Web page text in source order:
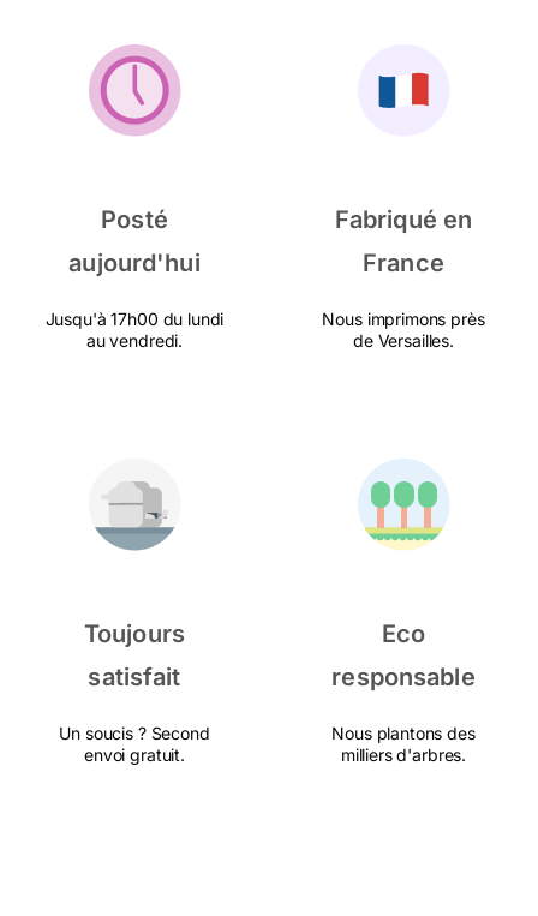
Posté
aujourd'hui
Jusqu'à 17h00 du lundi
au vendredi.
Fabriqué en
France
Nous imprimons près
de Versailles.
Toujours
satisfait
Un soucis ? Second
envoi gratuit.
Eco
responsable
Nous plantons des
milliers d'arbres.